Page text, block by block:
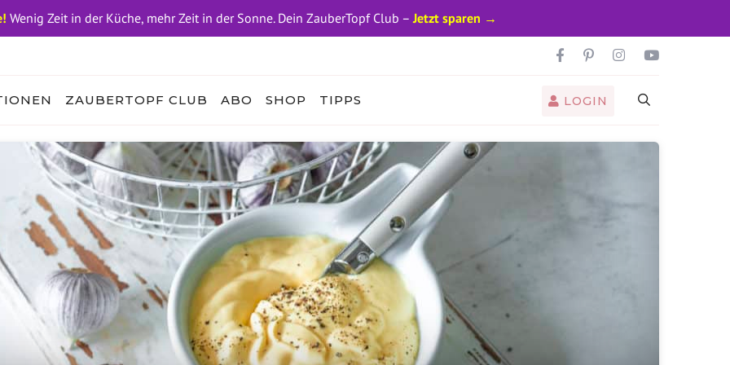
ZAUBERTOPF CLUB ABO SHOP TIPPS LOGIN
Wenig Zeit in der Küche, mehr Zeit in der Sonne. Dein ZauberTopf Club –Jetzt sparen →